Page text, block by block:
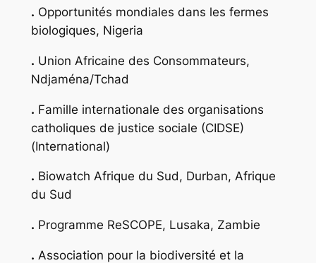
. Opportunités mondiales dans les fermes
biologiques, Nigeria
. Union Africaine des Consommateurs,
Ndjaména/Tchad
. Famille internationale des organisations
catholiques de justice sociale (CIDSE)
(International)
. Biowatch Afrique du Sud, Durban, Afrique
du Sud
. Programme ReSCOPE, Lusaka, Zambie
. Association pour la biodiversité et la